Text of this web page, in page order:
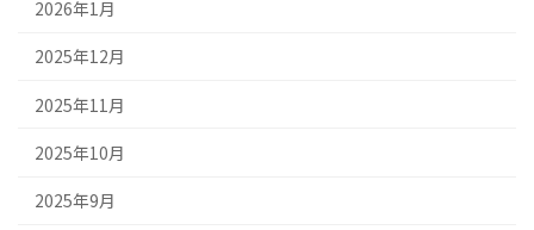
2026年1月
2025年12月
2025年11月
2025年10月
2025年9月